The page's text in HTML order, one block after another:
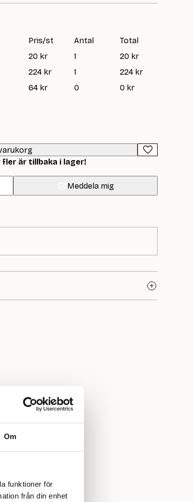
Om
funktioner för
från din enhet
Pris/st Antal
Total
20 kr 1
20 kr
224 kr 1
224 kr
64 kr 0 0 kr
fler är tillbaka i lager!
Meddela mig